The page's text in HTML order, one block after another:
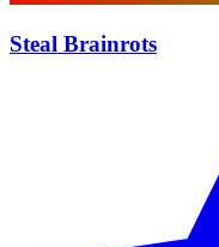
Steal Brainrots